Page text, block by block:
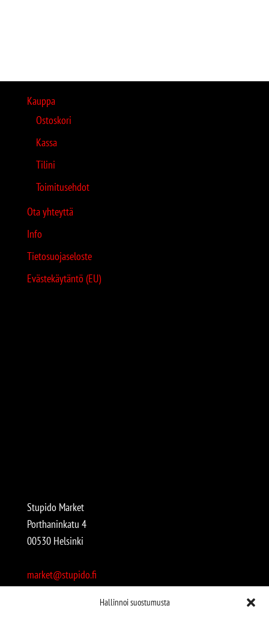
Hallinnoi suostumusta
Kauppa
Ostoskori
Kassa
Tilini
Toimitusehdot
Ota yhteyttä
Info
Tietosuojaseloste
Evästekäytäntö (EU)
Stupido Market
Porthaninkatu 4
00530 Helsinki
market@stupido.fi